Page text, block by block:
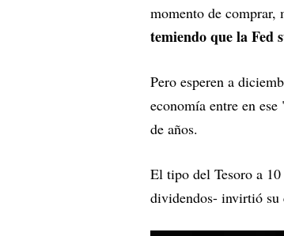
momento de comprar,
temiendo que la Fed
Pero esperen a
economía entre en
de años.
El tipo del Tesoro a
dividendos- invirtió su